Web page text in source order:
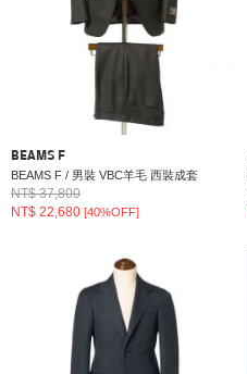
BEAMS F
BEAMS F / 男裝 VBC羊毛 西裝成套
NT$ 37,800
NT$ 22,680 [40%OFF]